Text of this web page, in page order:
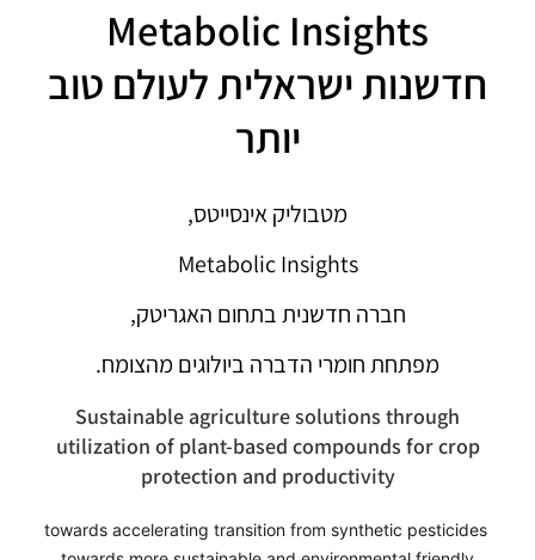
Metabolic Insights
חדשנות ישראלית לעולם טוב
יותר
מטבוליק אינסייטס,
Metabolic Insights
חברה חדשנית בתחום האגריטק,
מפתחת חומרי הדברה ביולוגים מהצומח.
Sustainable agriculture solutions through
utilization of plant-based compounds for crop
protection and productivity
towards accelerating transition from synthetic pesticides